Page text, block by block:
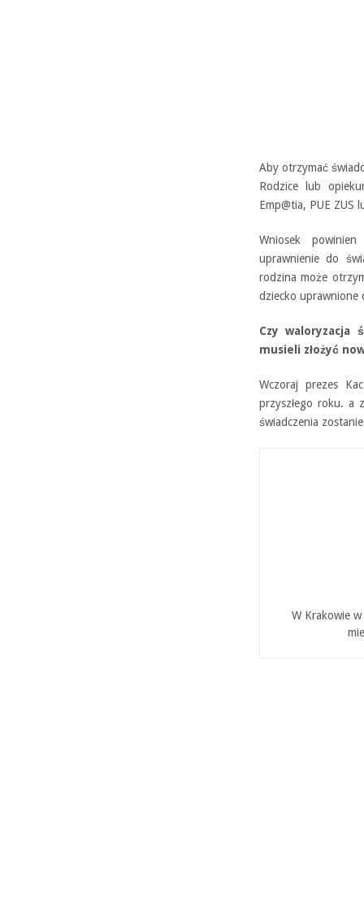
Aby otrzymać
Rodzice lub
Emp@tia, PUE ZUS
Wniosek
uprawnienie do
rodzina może
dziecko uprawnione
Czy waloryzacja
musieli złożyć
Wczoraj prezes
przyszłego roku. a
świadczenia
W Krakowie